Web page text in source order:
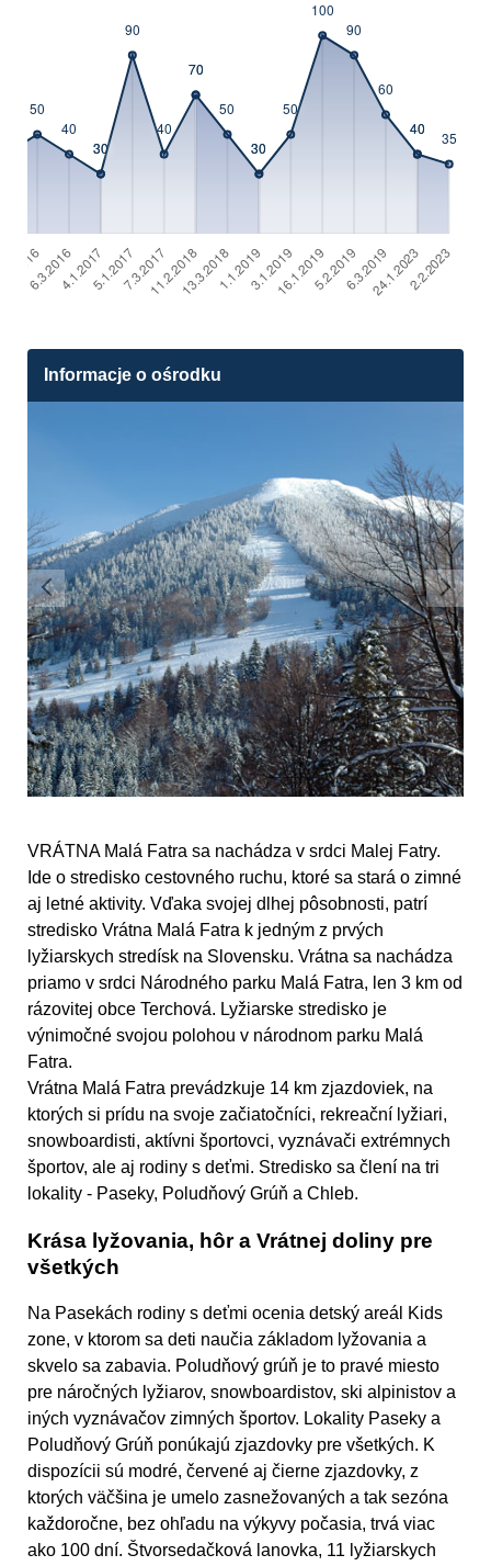
Informacje o ośrodku
VRÁTNA Malá Fatra sa nachádza v srdci Malej Fatry.
Ide o stredisko cestovného ruchu, ktoré sa stará o zimné
aj letné aktivity. Vďaka svojej dlhej pôsobnosti, patrí
stredisko Vrátna Malá Fatra k jedným z prvých
lyžiarskych stredísk na Slovensku. Vrátna sa nachádza
priamo v srdci Národného parku Malá Fatra, len 3 km od
rázovitej obce Terchová. Lyžiarske stredisko je
výnimočné svojou polohou v národnom parku Malá
Fatra.
Vrátna Malá Fatra prevádzkuje 14 km zjazdoviek, na
ktorých si prídu na svoje začiatočníci, rekreační lyžiari,
snowboardisti, aktívni športovci, vyznávači extrémnych
športov, ale aj rodiny s deťmi. Stredisko sa člení na tri
lokality - Paseky, Poludňový Grúň a Chleb.
Krása lyžovania, hôr a Vrátnej doliny pre
všetkých
Na Pasekách rodiny s deťmi ocenia detský areál Kids
zone, v ktorom sa deti naučia základom lyžovania a
skvelo sa zabavia. Poludňový grúň je to pravé miesto
pre náročných lyžiarov, snowboardistov, ski alpinistov a
iných vyznávačov zimných športov. Lokality Paseky a
Poludňový Grúň ponúkajú zjazdovky pre všetkých. K
dispozícii sú modré, červené aj čierne zjazdovky, z
ktorých väčšina je umelo zasnežovaných a tak sezóna
každoročne, bez ohľadu na výkyvy počasia, trvá viac
ako 100 dní. Štvorsedačková lanovka, 11 lyžiarskych